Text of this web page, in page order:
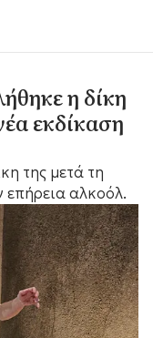
η δίκη
εκδίκαση
της μετά τη
επήρεια αλκοόλ.